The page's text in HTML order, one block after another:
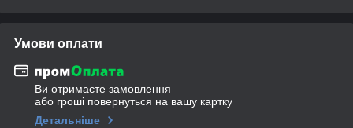
Умови оплати
Ви отримаєте замовлення
або гроші повернуться на вашу картку
Детальніше